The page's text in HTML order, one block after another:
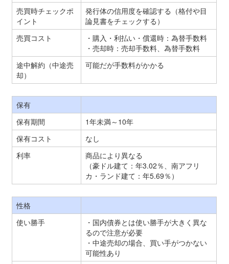
売買時チェックポ
イント
発行体の信用度を確認する（格付や目
論見書をチェックする）
売買コスト
・購入・利払い・償還時：為替手数料
・売却時：売却手数料、為替手数料
途中解約（中途売
却）
可能だが手数料がかかる
保有
保有期間
1年未満～10年
保有コスト
なし
利率
商品により異なる
（豪ドル建て：年3.02％、南アフリ
カ・ランド建て：年5.69％）
性格
使い勝手
・国内債券とは使い勝手が大きく異な
るので注意が必要
・中途売却の場合、買い手がつかない
可能性あり